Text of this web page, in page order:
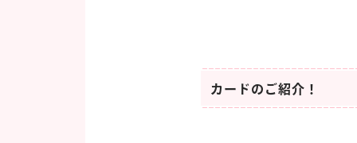
カードのご紹介！